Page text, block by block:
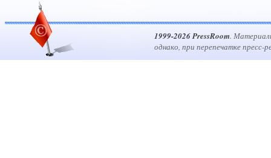
1999-2026 PressRoom.
однако, при перепечатке пресс-